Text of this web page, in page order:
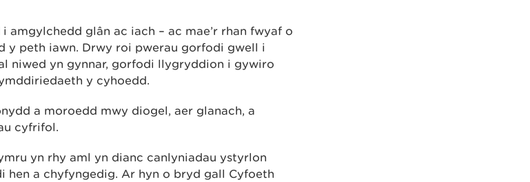
amgylchedd glân ac iach – ac mae’r rhan fwyaf o
y peth iawn. Drwy roi pwerau gorfodi gwell i
niwed yn gynnar, gorfodi llygryddion i gywiro
y cyhoedd.
a moroedd mwy diogel, aer glanach, a
cyfrifol.
yn rhy aml yn dianc canlyniadau ystyrlon
hen a chyfyngedig. Ar hyn o bryd gall Cyfoeth